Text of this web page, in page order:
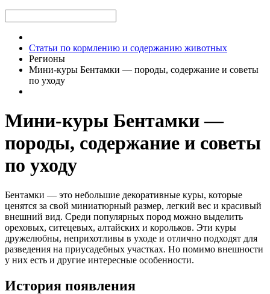
Статьи по кормлению и содержанию животных
Регионы
Мини-куры Бентамки — породы, содержание и советы
по уходу
Мини-куры Бентамки —
породы, содержание и советы
по уходу
Бентамки — это небольшие декоративные куры, которые
ценятся за свой миниатюрный размер, легкий вес и красивый
внешний вид. Среди популярных пород можно выделить
ореховых, ситецевых, алтайских и корольков. Эти куры
дружелюбны, неприхотливы в уходе и отлично подходят для
разведения на приусадебных участках. Но помимо внешности
у них есть и другие интересные особенности.
История появления